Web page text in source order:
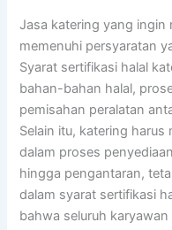
Jasa katering yang ingin
memenuhi persyaratan
Syarat sertifikasi halal
bahan-bahan halal,
pemisahan peralatan
Selain itu, katering
dalam proses
hingga pengantaran,
dalam syarat sertifikasi
bahwa seluruh